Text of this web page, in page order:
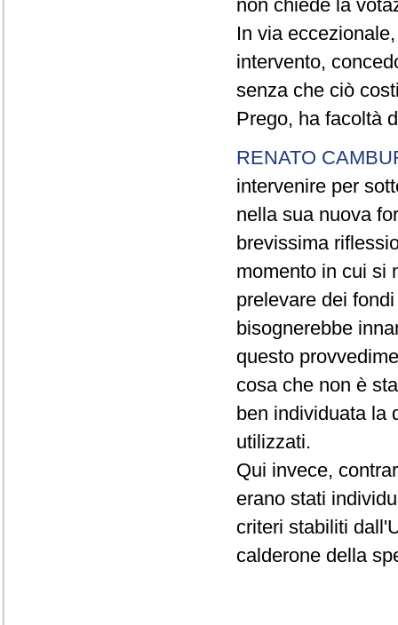
non chiede la
In via
intervento,
senza che ciò
Prego, ha facoltà
RENATO
intervenire per
nella sua nuova
brevissima
momento in cui si
prelevare dei
bisognerebbe
questo
cosa che non è
ben individuata la
utilizzati.
Qui invece,
erano stati
criteri stabiliti
calderone della